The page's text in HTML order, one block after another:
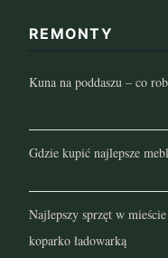
REMONTY
Kuna na poddaszu – co
Gdzie kupić najlepsze
Najlepszy sprzęt w
koparko ładowarką